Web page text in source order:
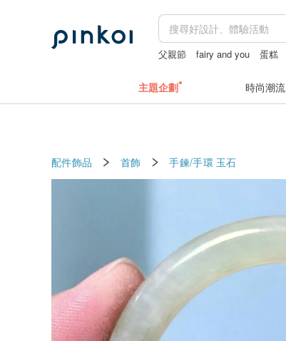
父親節 fairy and you 蛋糕
主題企劃 時尚潮流
配件飾品 首飾 手鍊/手環 玉石